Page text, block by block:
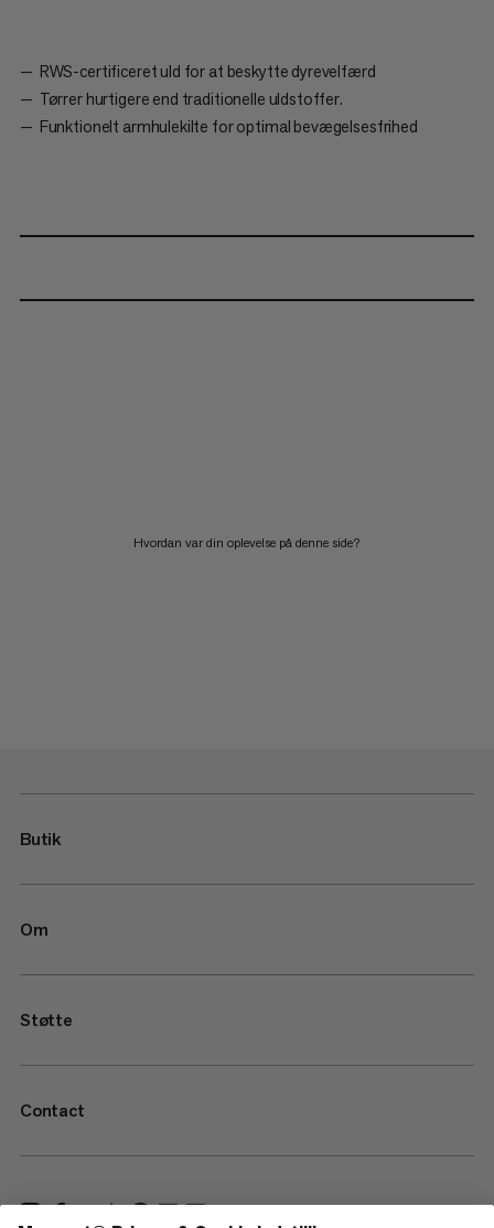
RWS-certificeret uld for at beskytte dyrevelfærd
Tørrer hurtigere end traditionelle uldstoffer.
Funktionelt armhulekilte for optimal bevægelsesfrihed
Hvordan var din oplevelse på denne side?
Butik
Om
Støtte
Contact